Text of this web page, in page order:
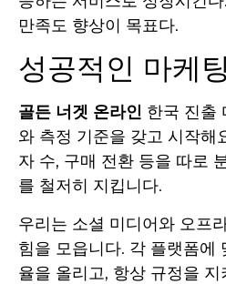
만족도 향상이 목표다.
성공적인 마케
골든 너겟 온라인 한국 진출
와 측정 기준을 갖고 시작해
자 수, 구매 전환 등을 따로
를 철저히 지킵니다.
우리는 소셜 미디어와 오프
힘을 모읍니다. 각 플랫폼에
율을 올리고, 항상 규정을